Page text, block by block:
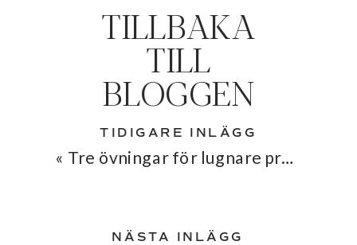
« Tre övningar för lugnare promenader
TIDIGARE INLÄGG
NÄSTA INLÄGG
TILLBAKA
TILL
BLOGGEN